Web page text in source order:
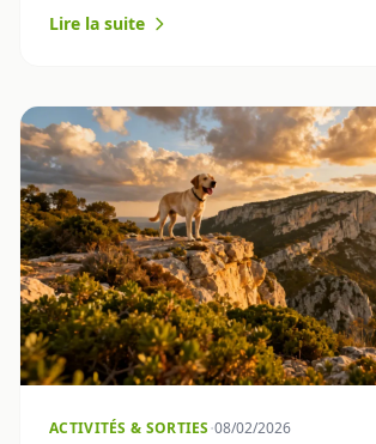
Lire la suite
ACTIVITÉS & SORTIES·08/02/2026